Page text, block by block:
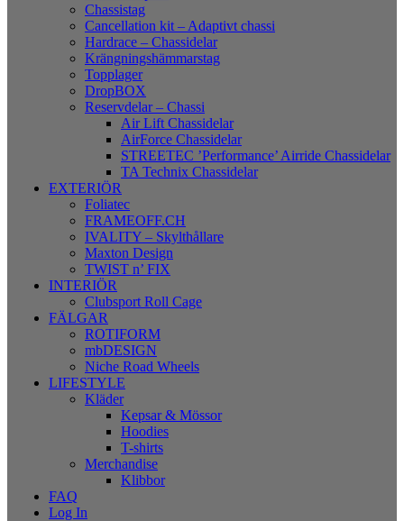
Chassistag
Cancellation kit – Adaptivt chassi
Hardrace – Chassidelar
Krängningshämmarstag
Topplager
DropBOX
Reservdelar – Chassi
Air Lift Chassidelar
AirForce Chassidelar
STREETEC ’Performance’ Airride Chassidelar
TA Technix Chassidelar
EXTERIÖR
Foliatec
FRAMEOFF.CH
IVALITY – Skylthållare
Maxton Design
TWIST n’ FIX
INTERIÖR
Clubsport Roll Cage
FÄLGAR
ROTIFORM
mbDESIGN
Niche Road Wheels
LIFESTYLE
Kläder
Kepsar & Mössor
Hoodies
T-shirts
Merchandise
Klibbor
FAQ
Log In